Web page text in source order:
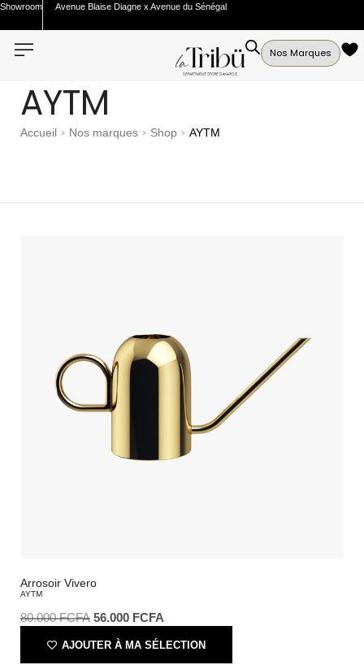
Showroom Avenue Blaise Diagne x Avenue du Sénégal
Nos Marques
AYTM
Accueil > Nos marques > Shop > AYTM
Arrosoir Vivero
AYTM
80.000FCFA 56.000 FCFA
AJOUTER À MA SÉLECTION